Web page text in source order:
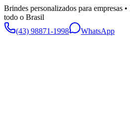
Brindes personalizados para empresas
todo o Brasil
(43) 98871-1998
WhatsApp